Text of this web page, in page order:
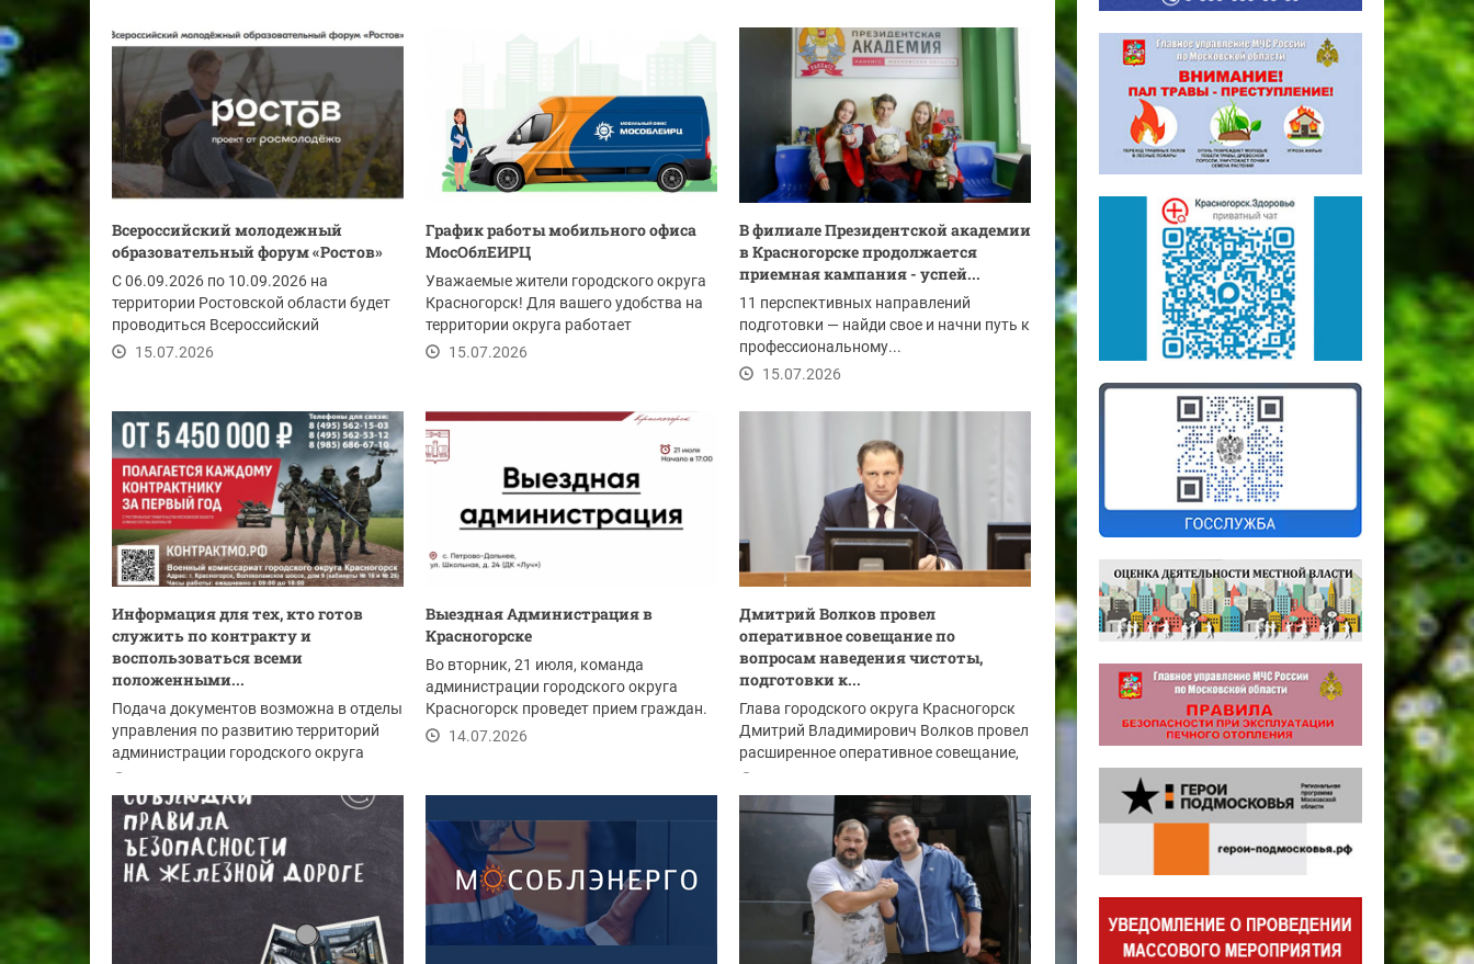
Всероссийский молодежный
образовательный форум «Ростов»
С 06.09.2026 по 10.09.2026 на
территории Ростовской области будет
проводиться Всероссийский
молодежный...
15.07.2026
График работы мобильного офиса
МосОблЕИРЦ
Уважаемые жители городского округа
Красногорск! Для вашего удобства на
территории округа работает
мобильный офис...
15.07.2026
В филиале Президентской академии
в Красногорске продолжается
приемная кампания - успей...
11 перспективных направлений
подготовки — найди свое и начни путь к
профессиональному...
15.07.2026
Информация для тех, кто готов
служить по контракту и
воспользоваться всеми
положенными...
Подача документов возможна в отделы
управления по развитию территорий
администрации городского округа
Красногорск:
Выездная Администрация в
Красногорске
Во вторник, 21 июля, команда
администрации городского округа
Красногорск проведет прием граждан.
Начало в 17:00.
14.07.2026
Дмитрий Волков провел
оперативное совещание по
вопросам наведения чистоты,
подготовки к...
Глава городского округа Красногорск
Дмитрий Владимирович Волков провел
расширенное оперативное совещание,
на повестку...